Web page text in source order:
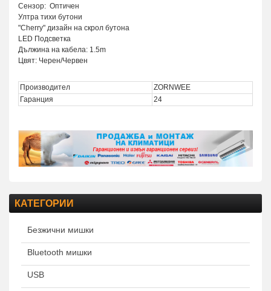
Сензор: Оптичен
Ултра тихи бутони
"Cherry" дизайн на скрол бутона
LED Подсветка
Дължина на кабела: 1.5m
Цвят: Черен/Червен
Производител
ZORNWEE
Гаранция
24
КАТЕГОРИИ
Безжични мишки
Bluetooth мишки
USB